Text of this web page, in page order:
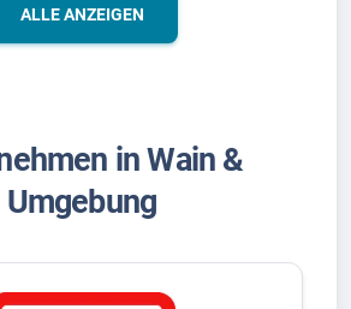
ALLE ANZEIGEN
in Wain &
Umgebung